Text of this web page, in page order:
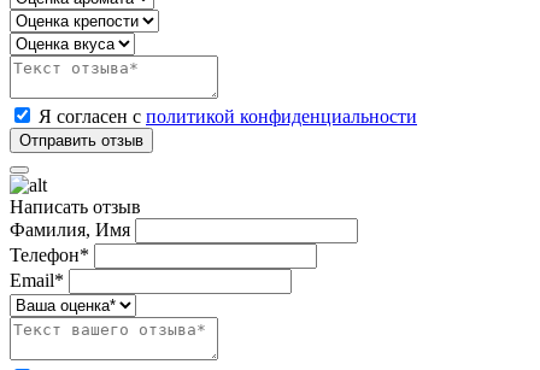
Я согласен с политикой конфиденциальности
Написать отзыв
Фамилия, Имя
Телефон*
Email*